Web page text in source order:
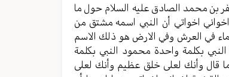
بن محمد الصادق عليه السلام حول ما
اخواتي أن النبي اسمه مشتق من
في العرش وفي الارض هو ذلك الاسم
بكلمة واحدة محمود النبي بكلمة
قال وأنك لعلى خلق عظيم وأنك لعلى